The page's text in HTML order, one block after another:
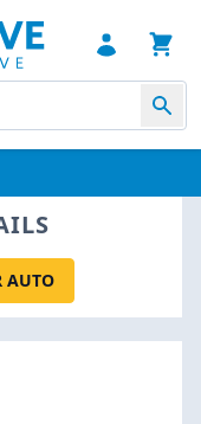
AUTO